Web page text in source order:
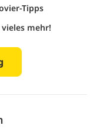
Tipps
mehr!